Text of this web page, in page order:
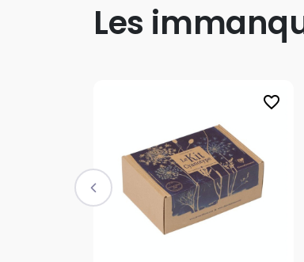
Les
favorite_border